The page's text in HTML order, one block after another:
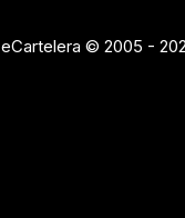
eCartelera © 2005 -